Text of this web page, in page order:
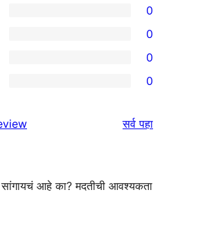
0
0
0
0
सर्वपुनरावलोकने
पहा
सांगायचं आहे का? मदतीची आवश्यकता